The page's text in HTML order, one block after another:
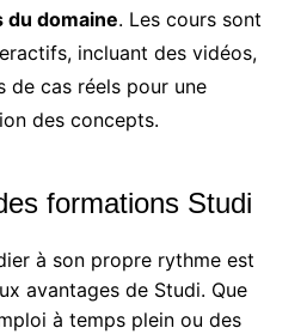
du domaine. Les cours sont
incluant des vidéos,
de cas réels pour une
des concepts.
formations Studi
à son propre rythme est
avantages de Studi. Que
à temps plein ou des